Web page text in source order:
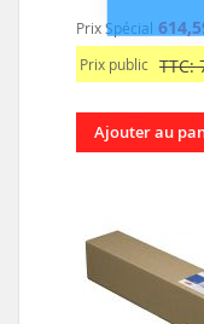
Prix Spécial
Prix public TTC:
Ajouter au